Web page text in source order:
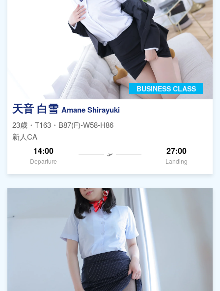
BUSINESS CLASS
天音 白雪 Amane Shirayuki
23歳・T163・B87(F)-W58-H86
新人CA
14:00
Departure
27:00
Landing